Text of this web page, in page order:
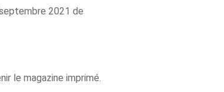
2021 de
le magazine imprimé.